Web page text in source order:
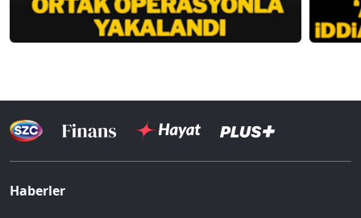
Haberler